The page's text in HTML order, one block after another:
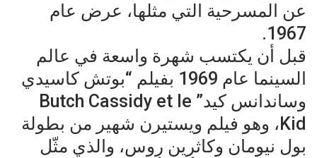
عن المسرحية التي مثلها، عرض عام
1967.
قبل أن يكتسب شهرة واسعة في عالم
السينما عام 1969 بفيلم “بوتش كاسيدي
وساندانس كيد” Butch Cassidy et le
Kid، وهو فيلم ويستيرن شهير من بطولة
بول نيومان وكاثرين روس، والذي مثّل